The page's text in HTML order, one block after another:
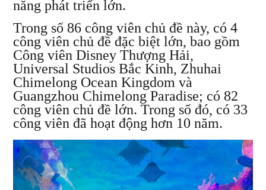
năng phát triển lớn.
Trong số 86 công viên chủ đề này, có 4
công viên chủ đề đặc biệt lớn, bao gồm
Công viên Disney Thượng Hải,
Universal Studios Bắc Kinh, Zhuhai
Chimelong Ocean Kingdom và
Guangzhou Chimelong Paradise; có 82
công viên chủ đề lớn. Trong số đó, có 33
công viên đã hoạt động hơn 10 năm.